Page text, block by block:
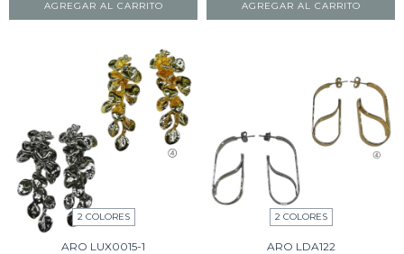
AGREGAR AL CARRITO AGREGAR AL CARRITO
2 COLORES
ARO LUX0015-1
2 COLORES
ARO LDA122